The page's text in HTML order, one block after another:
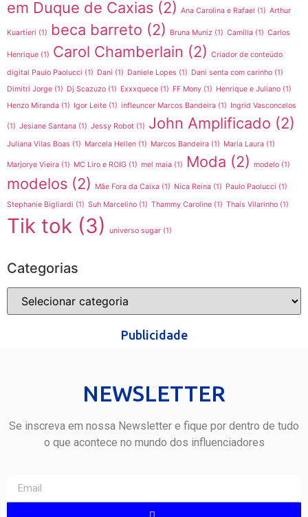
em Duque de Caxias (2) Ana Carolina e Rafael (1) Arthur
Kuartieri (1) beca barreto (2) Bruna Muniz (1) Camilla (1) Carlos
Henrique (1) Carol Chamberlain (2) Criador de conteúdo
digital Paulo Paolucci (1) Dani (1) Daniele Lopes (1) Dani senta com carinho (1)
Dimitri Jorge (1) Dj Scazuzo (1) Exxxquece (1) FF Mony (1) Henrique e Juliano (1)
Henzo Miranda (1) Igor Leite (1) infleuncer Marcos Bandeira (1) Ingrid Vasconcelos
(1) Jesiane Santana (1) Jessy Robot (1) John Amplificado (2)
Juliana Vilas Boas (1) Marcela Hellen (1) Marcos Bandeira (1) Maria Laura (1)
Marjorye Vieira (1) MC Liro e ROIG (1) mel maia (1) Moda (2) modelo (1)
modelos (2) Mãe Fora da Caixa (1) Nica Reina (1) Paulo Paolucci (1)
Stephanie Bigliardi (1) Suh Marcelino (1) Thammy Caroline (1) Thaís Vilarinho (1)
Tik tok (3) universo sugar (1)
Categorias
Publicidade
NEWSLETTER
Se inscreva em nossa Newsletter e fique por dentro de tudo
o que acontece no mundo dos influenciadores